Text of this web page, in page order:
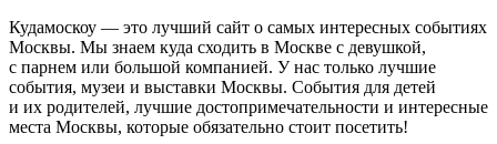
Кудамоскоу — это лучший сайт о самых интересных событиях
Москвы. Мы знаем куда сходить в Москве с девушкой,
с парнем или большой компанией. У нас только лучшие
события, музеи и выставки Москвы. События для детей
и их родителей, лучшие достопримечательности и интересные
места Москвы, которые обязательно стоит посетить!